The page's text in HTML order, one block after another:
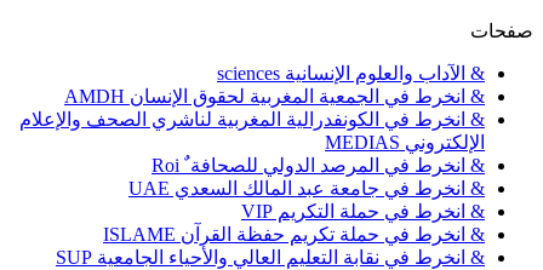
صفحات
& الآداب والعلوم الإنسانية sciences
& انخرط في الجمعية المغربية لحقوق الإنسان AMDH
& انخرط في الكونفدرالية المغربية لناشري الصحف والإعلام
الإلكتروني MEDIAS
& انخرط في المرصد الدولي للصحافة ٌ Roi
& انخرط في جامعة عبد المالك السعدي UAE
& انخرط في حملة التكريم VIP
& انخرط في حملة تكريم حفظة القرآن ISLAME
& انخرط في نقابة التعليم العالي والأحياء الجامعية SUP